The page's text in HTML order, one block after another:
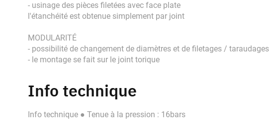
- usinage des pièces filetées avec face plate
l'étanchéité est obtenue simplement par joint
MODULARITÉ
- possibilité de changement de diamètres et de filetages /
- le montage se fait sur le joint torique
Info technique
Info technique ● Tenue à la pression : 16bars